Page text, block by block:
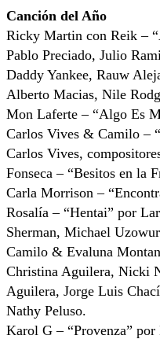
Canción del Año
Ricky Martin con Reik –
Pablo Preciado, Julio
Daddy Yankee, Rauw
Alberto Macias, Nile
Mon Laferte – “Algo Es
Carlos Vives & Camilo –
Carlos Vives,
Fonseca – “Besitos en la
Carla Morrison –
Rosalía – “Hentai” por
Sherman, Michael
Camilo & Evaluna
Christina Aguilera, Nicki
Aguilera, Jorge Luis
Nathy Peluso.
Karol G – “Provenza”